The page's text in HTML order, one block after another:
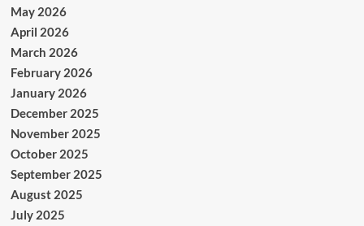
May 2026
April 2026
March 2026
February 2026
January 2026
December 2025
November 2025
October 2025
September 2025
August 2025
July 2025